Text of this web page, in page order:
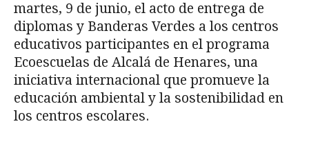
martes, 9 de junio, el acto de entrega de
diplomas y Banderas Verdes a los centros
educativos participantes en el programa
Ecoescuelas de Alcalá de Henares, una
iniciativa internacional que promueve la
educación ambiental y la sostenibilidad en
los centros escolares.